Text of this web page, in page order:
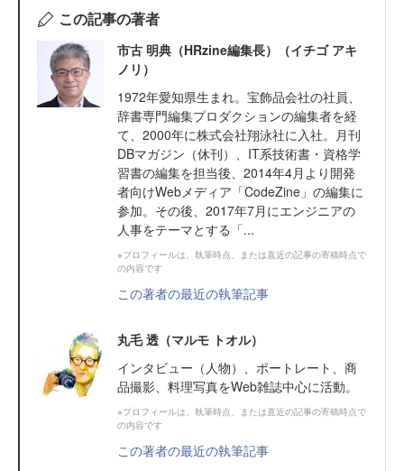
この記事の著者
市古 明典（HRzine編集長）（イチゴ アキ
ノリ）
1972年愛知県生まれ。宝飾品会社の社員、
辞書専門編集プロダクションの編集者を経
て、2000年に株式会社翔泳社に入社。月刊
DBマガジン（休刊）、IT系技術書・資格学
習書の編集を担当後、2014年4月より開発
者向けWebメディア「CodeZine」の編集に
参加。その後、2017年7月にエンジニアの
人事をテーマとする「...
※プロフィールは、執筆時点、または直近の記事の寄稿時点で
の内容です
この著者の最近の執筆記事
丸毛 透（マルモ トオル）
インタビュー（人物）、ポートレート、商
品撮影、料理写真をWeb雑誌中心に活動。
※プロフィールは、執筆時点、または直近の記事の寄稿時点で
の内容です
この著者の最近の執筆記事